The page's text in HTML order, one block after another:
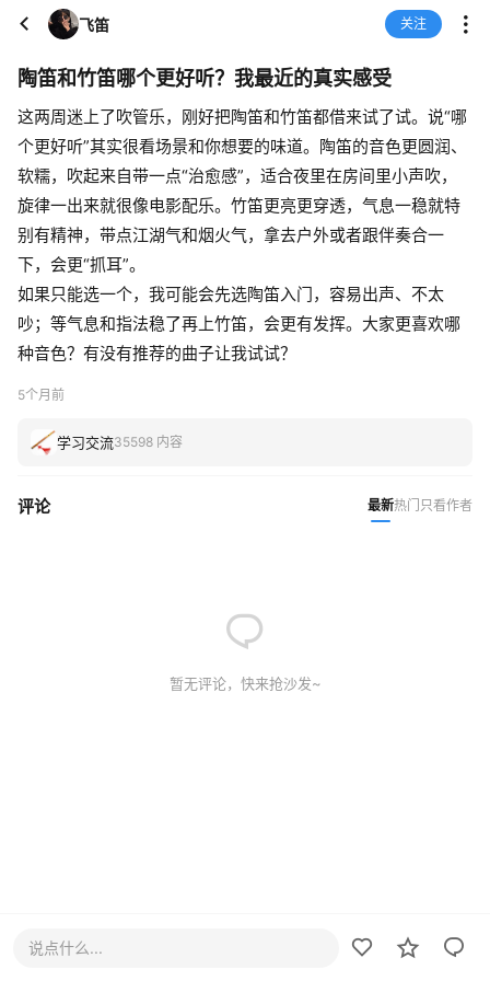
飞笛 关注
陶笛和竹笛哪个更好听？我最近的真实感受
这两周迷上了吹管乐，刚好把陶笛和竹笛都借来试了试。说“哪
个更好听”其实很看场景和你想要的味道。陶笛的音色更圆润、
软糯，吹起来自带一点“治愈感”，适合夜里在房间里小声吹，
旋律一出来就很像电影配乐。竹笛更亮更穿透，气息一稳就特
别有精神，带点江湖气和烟火气，拿去户外或者跟伴奏合一
下，会更“抓耳”。
如果只能选一个，我可能会先选陶笛入门，容易出声、不太
吵；等气息和指法稳了再上竹笛，会更有发挥。大家更喜欢哪
种音色？有没有推荐的曲子让我试试？
5个月前
学习交流35598 内容
评论 最新热门 只看作者
暂无评论，快来抢沙发~
说点什么...